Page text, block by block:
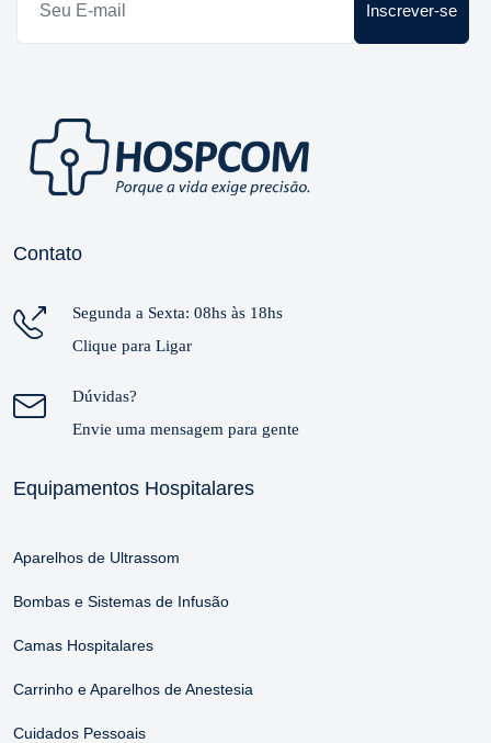
Inscrever-se
Contato
Segunda a Sexta: 08hs às 18hs
Clique para Ligar
Dúvidas?
Envie uma mensagem para gente
Equipamentos Hospitalares
Aparelhos de Ultrassom
Bombas e Sistemas de Infusão
Camas Hospitalares
Carrinho e Aparelhos de Anestesia
Cuidados Pessoais